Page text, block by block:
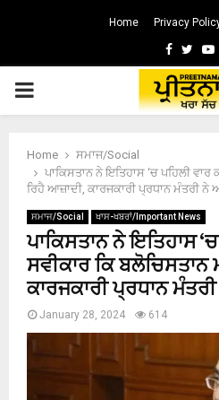
Home Privacy
PRIMARY
Home
ਸਮਾਜ/Social
ਪਾਕਿਸਤਾਨ ਨੇ ਇਤਿਹਾਸ ‘ਚ ਪਹਿਲੀ
ਰਿਹੈ ਆਜ਼ਾਦੀ, ਕਾਰਜਕਾਰੀ ਪ੍ਰਧਾਨ ਮੰਤਰੀ ਨੇ
ਸਮਾਜ/Social ਖਾਸ-ਖਬਰਾਂ/Important News
ਪਾਕਿਸਤਾਨ ਨੇ ਇਤਿਹਾਸ
ਸਵੀਕਾਰ ਕਿ
ਕਾਰਜਕਾਰੀ ਪ੍ਰਧਾਨ
January 28, 2024 614